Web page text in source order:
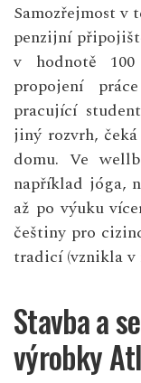
Samozřejmost v
penzijní
v hodnotě
propojení
pracující
jiný rozvrh,
domu. Ve
například jóga,
až po výuku
češtiny pro
tradicí (vznikla v
Stavba a
výrobky